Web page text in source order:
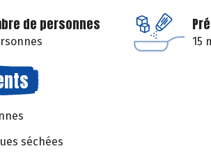
de personnes
15
séchées